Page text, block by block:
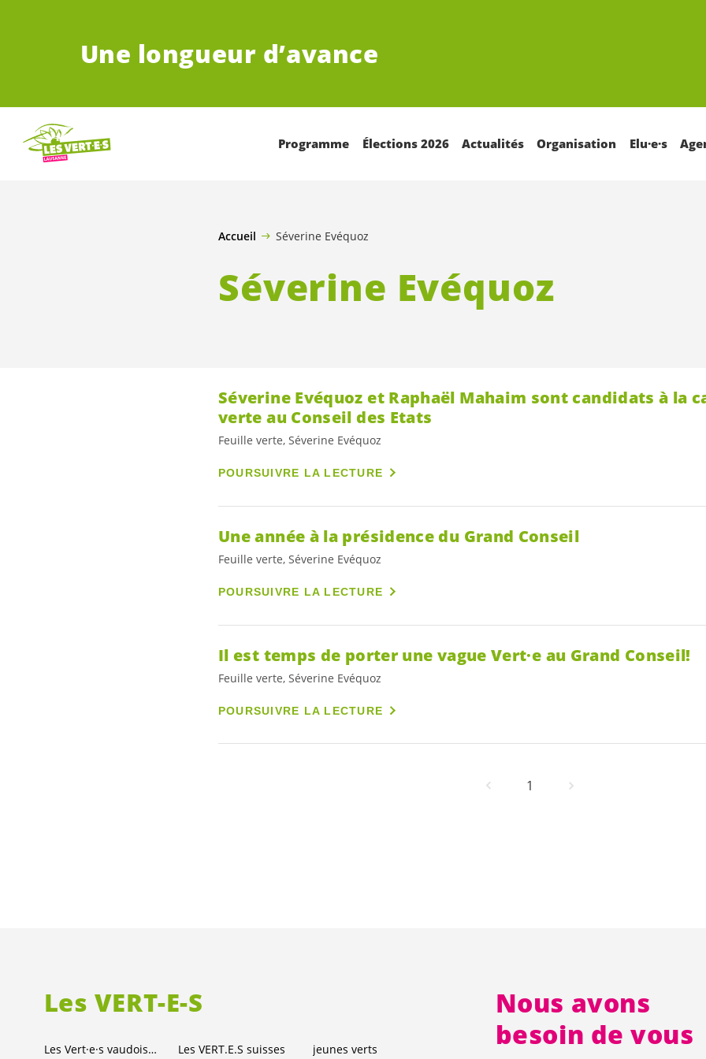
Une longueur d’avance
Programme Élections 2026 Actualités Organisation Elu·e·s
Accueil Séverine Evéquoz
Séverine Evéquoz
Séverine Evéquoz et Raphaël Mahaim sont candidats à la
verte au Conseil des Etats
Feuille verte, Séverine Evéquoz
POURSUIVRE LA LECTURE
Une année à la présidence du Grand Conseil
Feuille verte, Séverine Evéquoz
POURSUIVRE LA LECTURE
Il est temps de porter une vague Vert·e au Grand Conseil!
Feuille verte, Séverine Evéquoz
POURSUIVRE LA LECTURE
1
Les VERT-E-S
Les Vert·e·s vaudois·es LesVERT.E.S suisses jeunes verts
Nous avons
besoin de vous